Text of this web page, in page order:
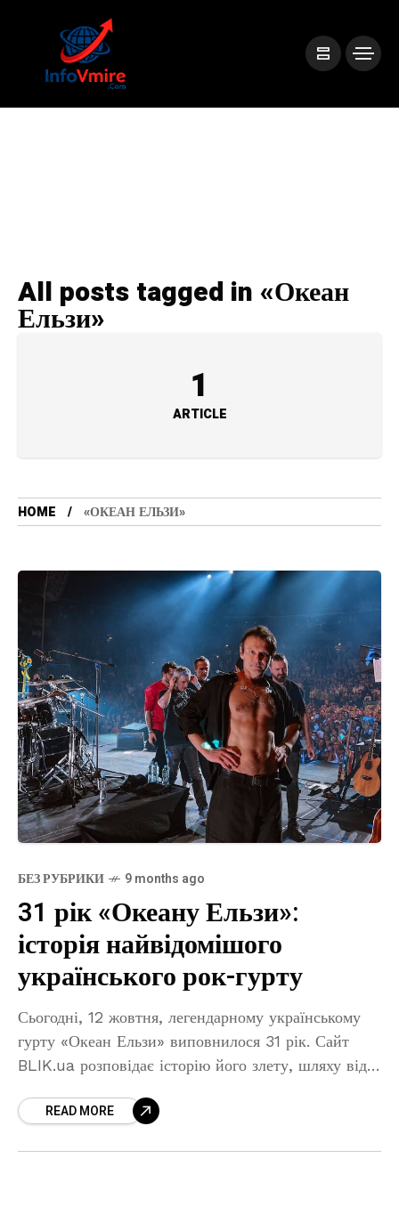
All posts tagged in «Океан
Ельзи»
1
ARTICLE
HOME «ОКЕАН ЕЛЬЗИ»
БЕЗ РУБРИКИ 9 months ago
31 рік «Океану Ельзи»:
історія найвідомішого
українського рок-гурту
Сьогодні, 12 жовтня, легендарному українському
гурту «Океан Ельзи» виповнилося 31 рік. Сайт
BLIK.ua розповідає історію його злету, шляху від
мільйонів слухачів. У неділю, 12 жовтня,
READ MORE